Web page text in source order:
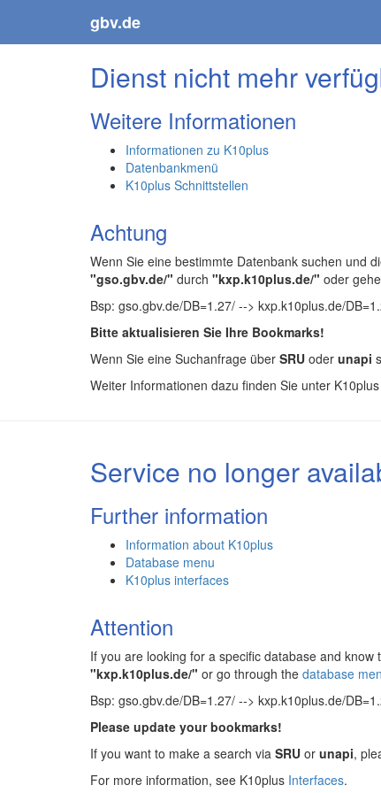
gbv.de
Dienst nicht mehr
Weitere Informationen
Informationen zu K10plus
Datenbankmenü
K10plus Schnittstellen
Achtung
Wenn Sie eine bestimmte Datenbank suchen und
"gso.gbv.de/" durch "kxp.k10plus.de/" oder
Bsp: gso.gbv.de/DB=1.27/ --> kxp.k10plus.de/
Bitte aktualisieren Sie Ihre Bookmarks!
Wenn Sie eine Suchanfrage über SRU oder unapi
Weiter Informationen dazu finden Sie unter K10plus
Service no longer
Further information
Information about K10plus
Database menu
K10plus interfaces
Attention
If you are looking for a specific database and
"kxp.k10plus.de/" or go through the database
Bsp: gso.gbv.de/DB=1.27/ --> kxp.k10plus.de/
Please update your bookmarks!
If you want to make a search via SRU or unapi,
For more information, see K10plus Interfaces.